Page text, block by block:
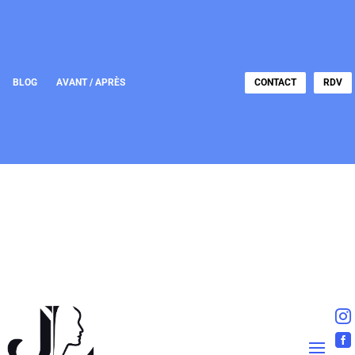
BLOG AVANT / APRÈS CONTACT RDV

